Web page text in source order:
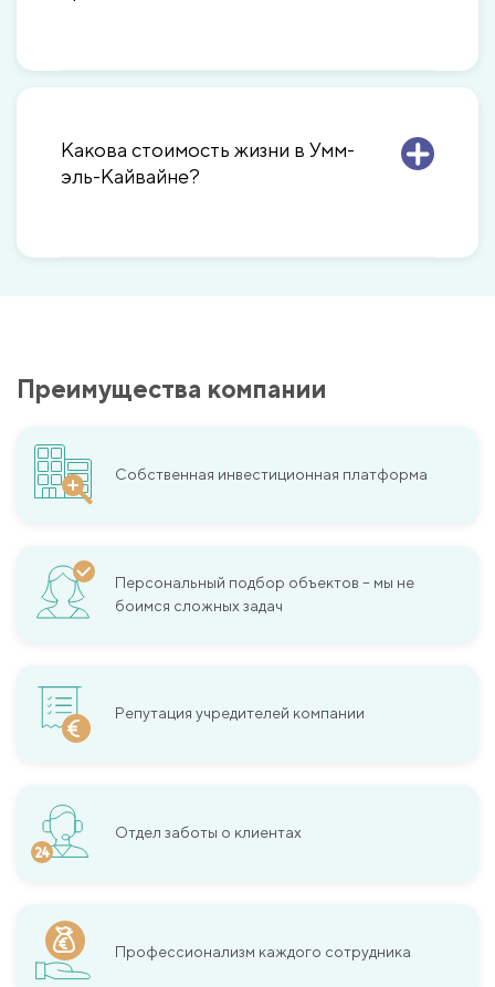
Какова стоимость жизни в Умм-
эль-Кайвайне?
Преимущества компании
Собственная инвестиционная платформа
Персональный подбор объектов – мы не
боимся сложных задач
Репутация учредителей компании
Отдел заботы о клиентах
Профессионализм каждого сотрудника